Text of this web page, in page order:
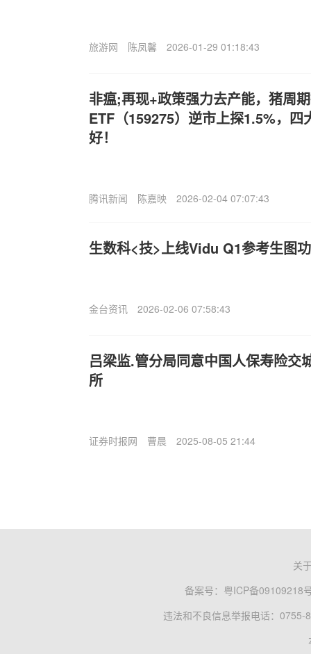
旅游网 陈凤馨 2026-01-29 01:18:43
非瘟;再现+政策强力去产能，猪周
ETF（159275）逆市上探1.5%，四
好！
腾讯新闻 陈嘉映 2026-02-04 07:07:43
生数科<技>上线Vidu Q1参考生图
金台资讯 2026-02-06 07:58:43
吕梁监.管分局同意中国人保寿险交
所
证券时报网 曹晨 2025-08-05 21:44
关
备案号： 粤ICP备09109218
违法和不良信息举报电话：0755-